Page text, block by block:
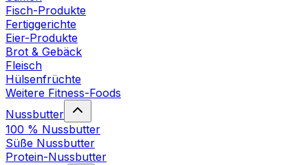
Fisch-Produkte
Fertiggerichte
Eier-Produkte
Brot & Gebäck
Fleisch
Hülsenfrüchte
Weitere Fitness-Foods
Nussbutter
100 % Nussbutter
Süße Nussbutter
Protein-Nussbutter